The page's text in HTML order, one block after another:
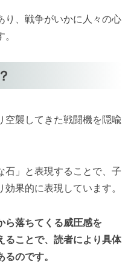
り、戦争がいかに人々の心
空襲してきた戦闘機を隠喩
石」と表現することで、子
果的に表現しています。
ら落ちてくる威圧感を
ることで、読者により具体
のです。